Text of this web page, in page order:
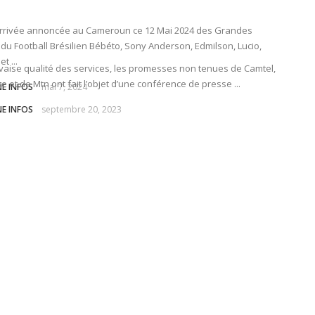
annoncée au Cameroun ce 12 Mai 2024 des Grandes
Football Brésilien Bébéto, Sony Anderson, Edmilson, Lucio,
...
INFOS mai 7, 2024
qualité des services, les promesses non tenues de Camtel,
et de Mtn ont fait l’objet d’une conférence de presse ...
INFOS septembre 20, 2023